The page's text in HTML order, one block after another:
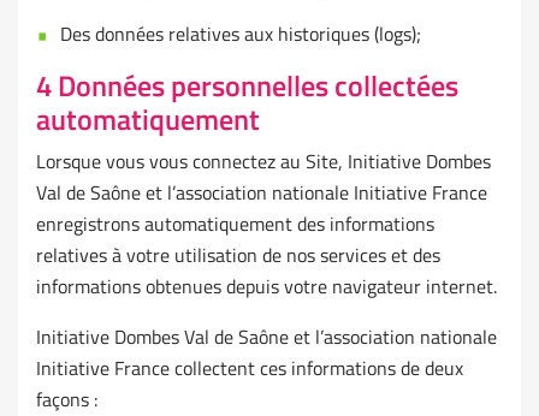
Des données relatives aux historiques (logs);
4 Données personnelles collectées
automatiquement
Lorsque vous vous connectez au Site, Initiative Dombes
Val de Saône et l’association nationale Initiative France
enregistrons automatiquement des informations
relatives à votre utilisation de nos services et des
informations obtenues depuis votre navigateur internet.
Initiative Dombes Val de Saône et l’association nationale
Initiative France collectent ces informations de deux
façons :